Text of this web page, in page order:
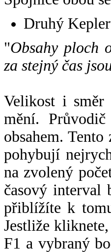
Druhý
"Obsahy ploch
za stejný čas
Velikost i směr
mění.
obsahem.
pohybují
na zvolený
časový interval
přiblížíte k
Jestliže
F1 a vybraný